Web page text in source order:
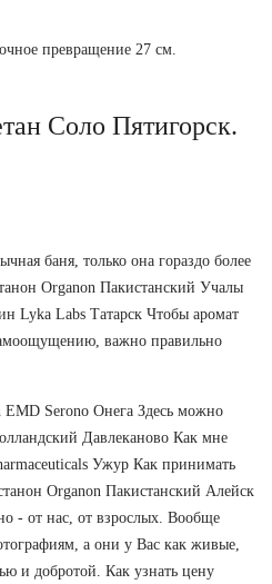
превращение 27 см.
Соло Пятигорск.
баня, только она гораздо более
Organon Пакистанский Учалы
Lyka Labs Татарск Чтобы аромат
важно правильно
EMD Serono Онега Здесь можно
Давлеканово Как мне
Ужур Как принимать
Organon Пакистанский Алейск
- от нас, от взрослых. Вообще
а они у Вас как живые,
и добротой. Как узнать цену